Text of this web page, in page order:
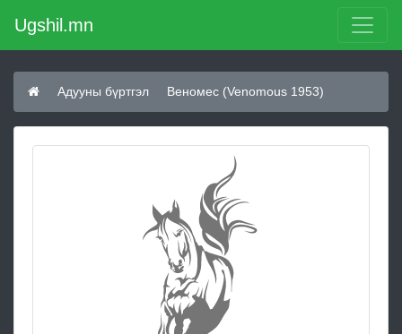
Ugshil.mn
Адууны бүртгэл Веномес (Venomous 1953)